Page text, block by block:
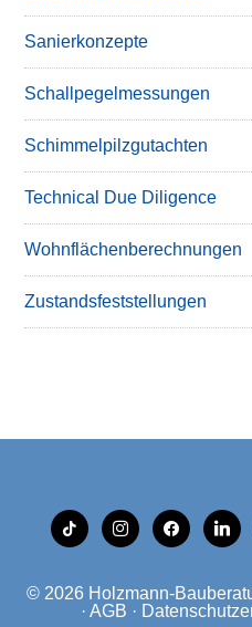
Sanierkonzepte
Schallpegelmessungen
Schimmelpilzgutachten
Technical Due Diligence
Wohnflächenberechnungen
Zustandsfeststellungen
tiktok instagramfacebook
© 2026 Holzmann-
· AGB ·